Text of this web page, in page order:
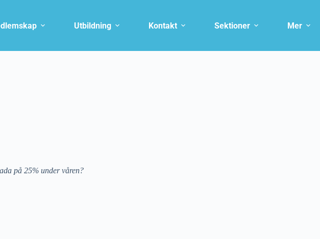
Utbildning Kontakt Sektioner Mer
på 25% under våren?